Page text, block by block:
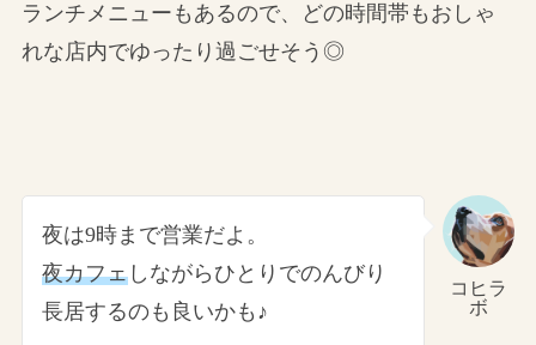
ランチメニューもあるので、どの時間帯もおしゃ
れな店内でゆったり過ごせそう◎
コヒラ
ボ
夜は9時まで営業だよ。
夜カフェしながらひとりでのんびり
長居するのも良いかも♪